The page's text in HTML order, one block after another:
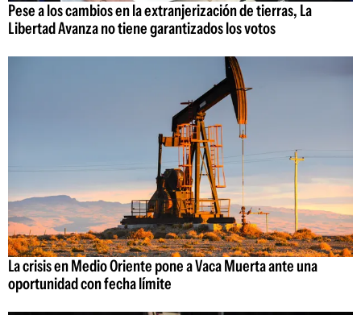
Pese a los cambios en la extranjerización de tierras, La
Libertad Avanza no tiene garantizados los votos
La crisis en Medio Oriente pone a Vaca Muerta ante una
oportunidad con fecha límite